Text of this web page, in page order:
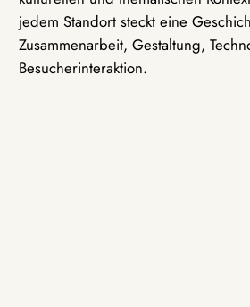
jedem Standort steckt eine
Zusammenarbeit, Gestaltung,
Besucherinteraktion.